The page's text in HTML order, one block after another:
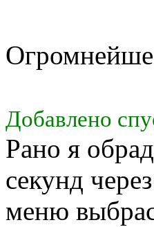
Добавлено
Рано я
секунд
меню